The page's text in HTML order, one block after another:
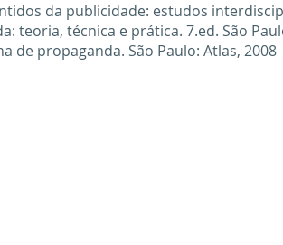
da publicidade: estudos
teoria, técnica e prática. 7.ed. São
de propaganda. São Paulo: Atlas, 2008